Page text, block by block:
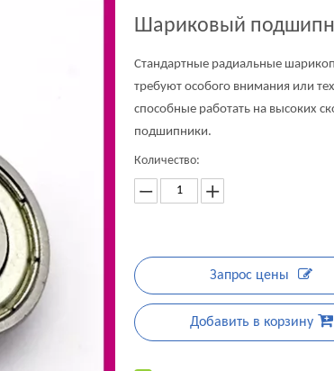
Шариковый
Стандартные радиальные
требуют особого внимания или
способные работать на высоких
подшипники.
Количество:
Запрос цены
Добавить в корзину